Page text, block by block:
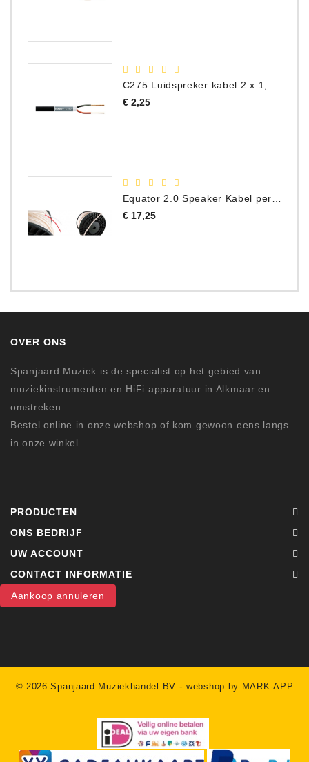
€ 2,25Prijs
Equator 2.0 Speaker Kabel per meter
€ 17,25Prijs
OVER ONS
Spanjaard Muziek is de specialist op het gebied van
muziekinstrumenten en HiFi apparatuur in Alkmaar en
omstreken.
Bestel online in onze webshop of kom gewoon eens langs
in onze winkel.
PRODUCTEN
ONS BEDRIJF
UW ACCOUNT
CONTACT INFORMATIE
Aankoop annuleren
© 2026 Spanjaard Muziekhandel BV -webshop by MARK-APP